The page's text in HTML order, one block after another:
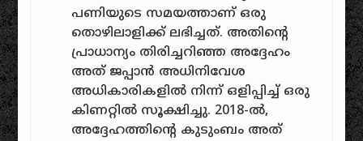
പണിയുടെ സമയത്താണ് ഒരു
തൊഴിലാളിക്ക് ലഭിച്ചത്. അതിന്റെ
പ്രാധാന്യം തിരിച്ചറിഞ്ഞ അദ്ദേഹം
അത് ജപ്പാൻ അധിനിവേശ
അധികാരികളിൽ നിന്ന് ഒളിപ്പിച്ച് ഒരു
കിണറ്റിൽ സൂക്ഷിച്ചു. 2018-ൽ,
അദ്ദേഹത്തിന്റെ കുടുംബം അത്